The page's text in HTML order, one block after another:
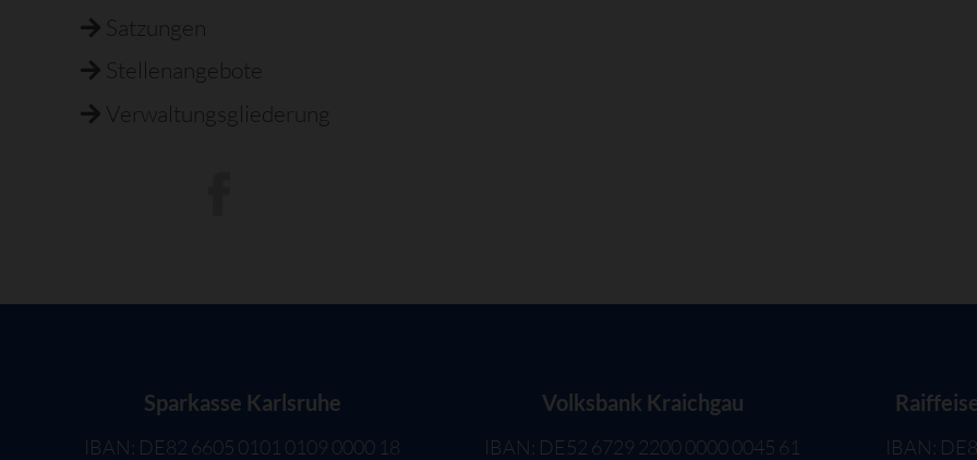
Satzungen
Stellenangebote
Verwaltungsgliederung
Sparkasse Karlsruhe
IBAN: DE82 6605 0101 0109 0000 18
Volksbank Kraichgau
IBAN: DE52 6729 2200 0000 0045 61 IBAN: